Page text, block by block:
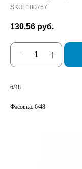
SKU: 100757
130,56 руб.
6/48
Фасовка: 6/48